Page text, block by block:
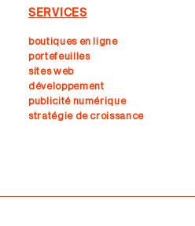
SERVICES
boutiques en ligne
portefeuilles
sites web
développement
publicité numérique
stratégie de croissance